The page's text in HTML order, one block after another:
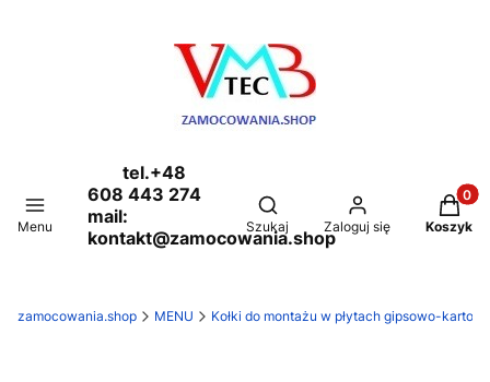
Menu
tel.+48
608 443 274
mail:
kontakt@zamocowania.shop
Otwórz wyszukiwarkę
Szukaj Zaloguj się Koszyk
zamocowania.shop MENU Kołki do montażu w płytach gipsowo-